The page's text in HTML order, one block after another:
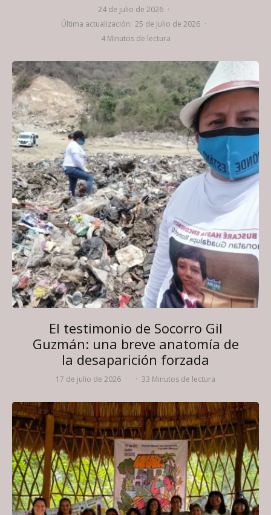
24 de julio de 2026 ·
Última actualización: 25 de julio de 2026 ·
4 Minutos de lectura
El testimonio de Socorro Gil
Guzmán: una breve anatomía de
la desaparición forzada
17 de julio de 2026 · · 33 Minutos de lectura